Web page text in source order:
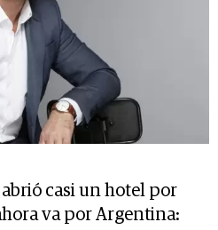
casi un hotel por
va por Argentina: